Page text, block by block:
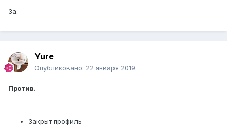
За.
Yure
Опубликовано: 22 января 2019
Против.
Закрыт профиль